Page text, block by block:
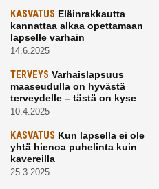
KASVATUS Eläinrakkautta
kannattaa alkaa opettamaan
lapselle varhain
14.6.2025
TERVEYS Varhaislapsuus
maaseudulla on hyvästä
terveydelle – tästä on kyse
10.4.2025
KASVATUS Kun lapsella ei ole
yhtä hienoa puhelinta kuin
kavereilla
25.3.2025